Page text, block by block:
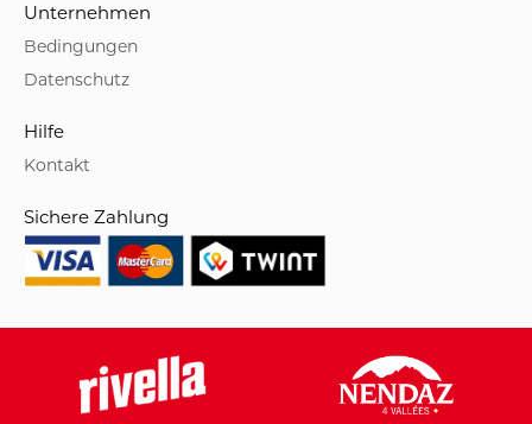
Unternehmen
Bedingungen
Datenschutz
Hilfe
Kontakt
Sichere Zahlung